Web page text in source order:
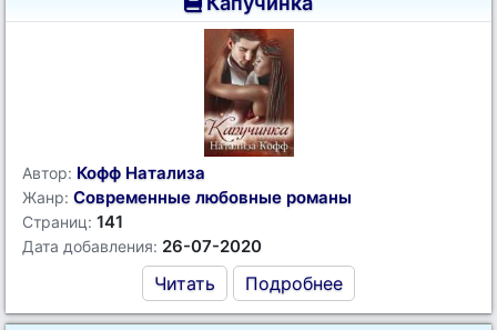
Автор: Кофф Натализа
Жанр: Современные любовные романы
Страниц: 141
Дата добавления: 26-07-2020
Читать Подробнее